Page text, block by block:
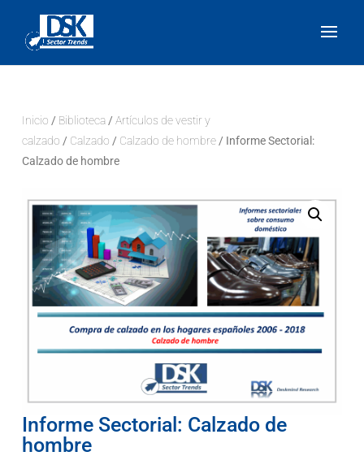
Inicio / Biblioteca/ Artículos de vestir y
calzado / Calzado / Calzado de hombre/ Informe Sectorial:
Calzado de hombre
Informe Sectorial: Calzado de
hombre